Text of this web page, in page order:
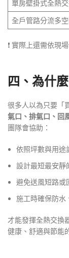
單房壁掛式全熱
全戶管路分流多
❗ 實際上還需依現
四、為什
很多人以為只要「
氣口、排氣口、回
團隊會協助：
依照坪數與用途
設計最短最安靜
避免送風短路或
施工時確保防水
才能發揮全熱交換
健康、舒適與節能